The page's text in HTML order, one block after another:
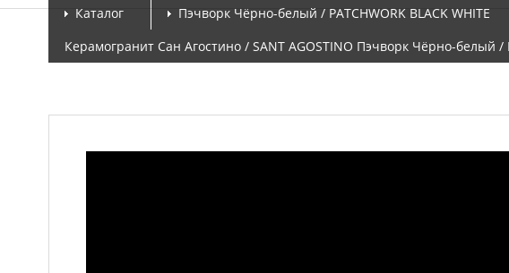
Каталог
Пэчворк Чёрно-белый / PATCHWORK BLACK WHITE
Керамогранит Сан Агостино / SANT AGOSTINO Пэчворк Чёрно-белый /